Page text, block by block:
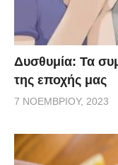
Δυσθυμία: Τα
της εποχής μας
7 ΝΟΕΜΒΡΊΟΥ, 2023